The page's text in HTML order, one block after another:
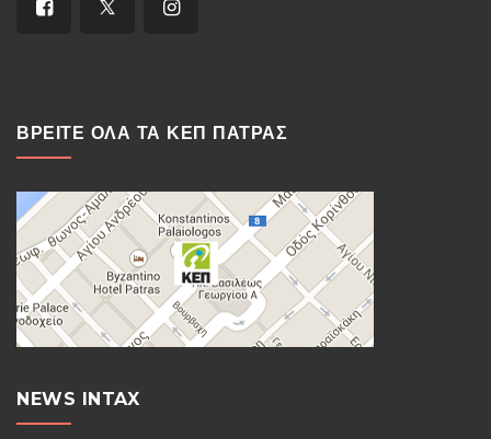
ΒΡΕΙΤΕ ΟΛΑ ΤΑ ΚΕΠ ΠΑΤΡΑΣ
NEWS INTAX